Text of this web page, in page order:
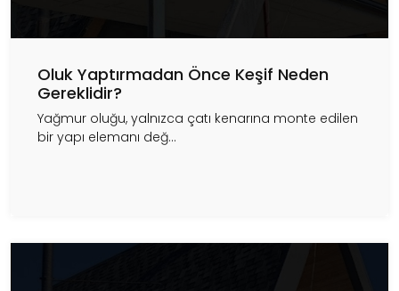
Oluk Yaptırmadan Önce Keşif Neden
Gereklidir?
Yağmur oluğu, yalnızca çatı kenarına monte edilen
bir yapı elemanı değ...